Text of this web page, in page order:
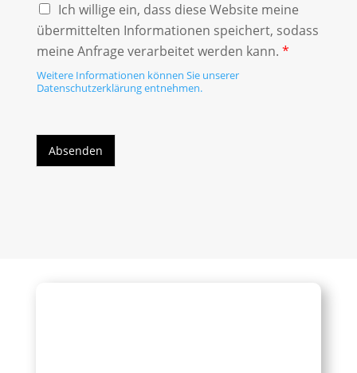
Ich willige ein, dass diese Website meine
übermittelten Informationen speichert, sodass
meine Anfrage verarbeitet werden kann. *
Weitere Informationen können Sie unserer
Datenschutzerklärung entnehmen.
Absenden